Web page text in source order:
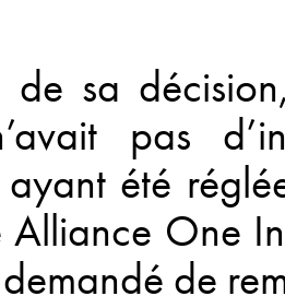
de sa
pas
ayant été
Alliance One
de